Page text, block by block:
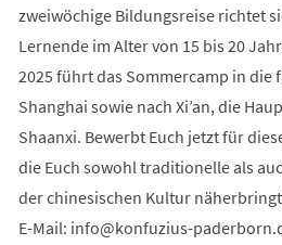
zweiwöchige Bildungsreise richtet
Lernende im Alter von 15 bis 20
2025 führt das Sommercamp in
Shanghai sowie nach Xi’an, die
Shaanxi. Bewerbt Euch jetzt für
die Euch sowohl traditionelle als
der chinesischen Kultur
E-Mail: info konfuzius-paderborn